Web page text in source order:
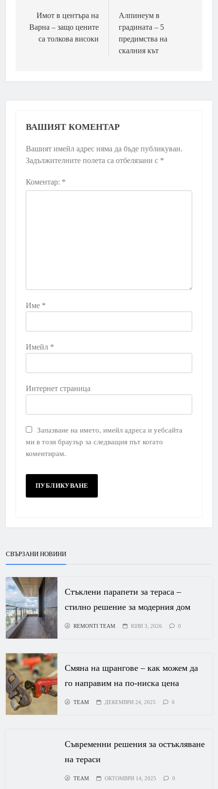
Имот в центъра на
Варна – защо цените
са толкова високи
Алпинеум в
градината – 5
предимства на
скалния кът
ВАШИЯТ КОМЕНТАР
Вашият имейл адрес няма да бъде публикуван.
Задължителните полета са отбелязани с *
Коментар: *
Име *
Имейл *
Интернет страница
Запазване на името, имейл адреса и уебсайта
ми в този браузър за следващия път когато
коментирам.
СВЪРЗАНИ НОВИНИ
Стъклени парапети за тераса –
стилно решение за модерния дом
REMONTI TEAM ЮЛИ 3, 2026 0
Смяна на щрангове – как можем да
го направим на по-ниска цена
TEAM ДЕКЕМВРИ 24, 2025 0
Съвременни решения за остъкляване
на тераси
TEAM ОКТОМВРИ 14, 2025 0